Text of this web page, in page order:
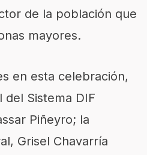
de la población que
mayores.
en esta celebración,
del Sistema DIF
Piñeyro; la
Grisel Chavarría